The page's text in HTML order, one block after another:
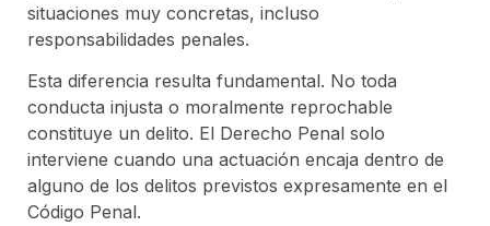
situaciones muy concretas, incluso
responsabilidades penales.
Esta diferencia resulta fundamental. No toda
conducta injusta o moralmente reprochable
constituye un delito. El Derecho Penal solo
interviene cuando una actuación encaja dentro de
alguno de los delitos previstos expresamente en el
Código Penal.